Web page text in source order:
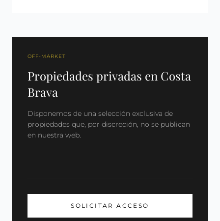
OFF-MARKET
Propiedades privadas en Costa
Brava
Disponemos de una selección exclusiva de
propiedades que, por discreción, no se publican
en nuestra web.
SOLICITAR ACCESO